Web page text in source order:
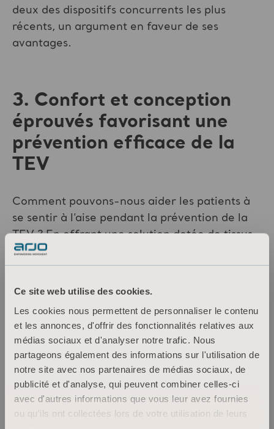
Ce site web utilise des cookies.
Les cookies nous permettent de personnaliser le contenu
et les annonces, d'offrir des fonctionnalités relatives aux
médias sociaux et d'analyser notre trafic. Nous
partageons également des informations sur l'utilisation de
notre site avec nos partenaires de médias sociaux, de
publicité et d'analyse, qui peuvent combiner celles-ci
avec d'autres informations que vous leur avez fournies
ou qu'ils ont collectées lors de votre utilisation de leurs
deux des dispositifs concurrents les plus
récents, un argument en faveur de ses
avantages.
3. Confort et conception
éprouvés favorisant une
prévention efficace de la
TEV
Comment pouvons-nous aider les patients à
se sentir à l’aise pendant la prévention de la
TEV ? En offrant une solution dotée de tissus
haut de gamme confortables encourageant le
patient à porter son attelle pendant le
favorisent une prévention efficace et
contribuent à améliorer les résultats
cliniques.5
4. Personnel soignant
averti lors du retrait de